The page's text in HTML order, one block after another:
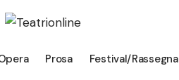
Prosa Festival/Rassegna